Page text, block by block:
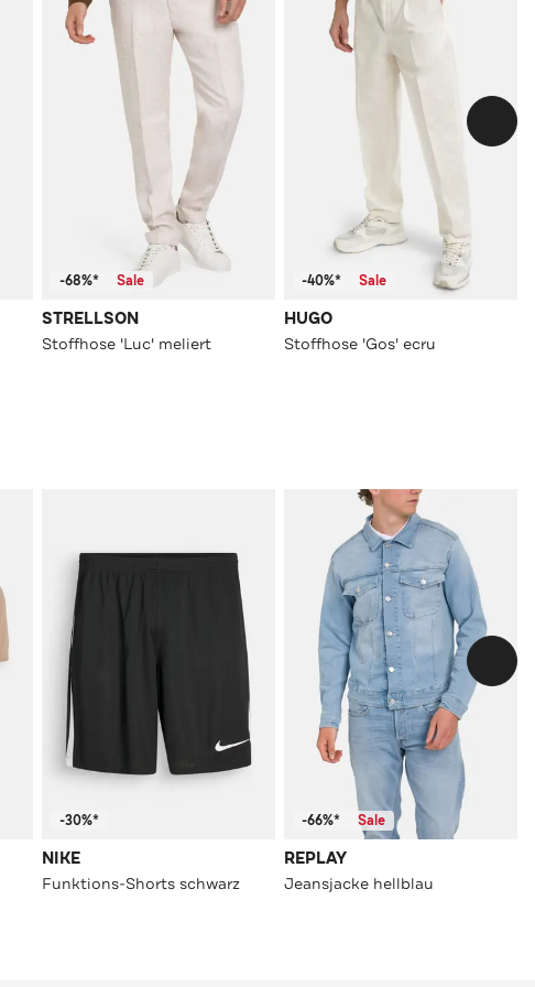
-68%* Sale
STRELLSON
Stoffhose 'Luc' meliert
-40%* Sale
HUGO
Stoffhose 'Gos' ecru
-30%*
NIKE
Funktions-Shorts schwarz
-66%* Sale
REPLAY
Jeansjacke hellblau